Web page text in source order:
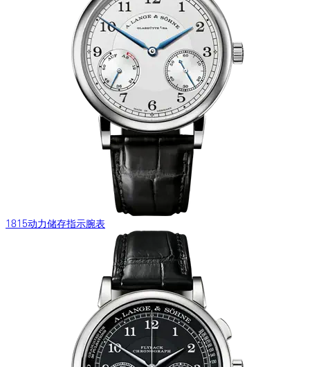
1815动力储存指示腕表